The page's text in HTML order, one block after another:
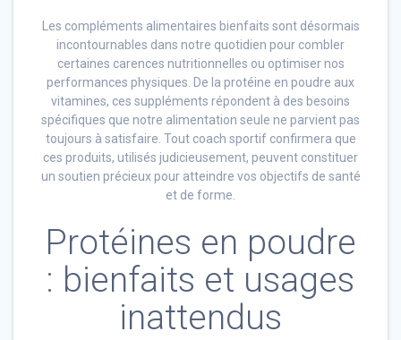
Les compléments alimentaires bienfaits sont désormais
incontournables dans notre quotidien pour combler
certaines carences nutritionnelles ou optimiser nos
performances physiques. De la protéine en poudre aux
vitamines, ces suppléments répondent à des besoins
spécifiques que notre alimentation seule ne parvient pas
toujours à satisfaire. Tout coach sportif confirmera que
ces produits, utilisés judicieusement, peuvent constituer
un soutien précieux pour atteindre vos objectifs de santé
et de forme.
Protéines en poudre
: bienfaits et usages
inattendus